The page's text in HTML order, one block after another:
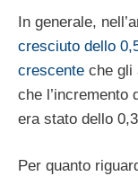
In generale,
cresciuto dello
crescente che gli
che l’incremento
era stato dello
Per quanto